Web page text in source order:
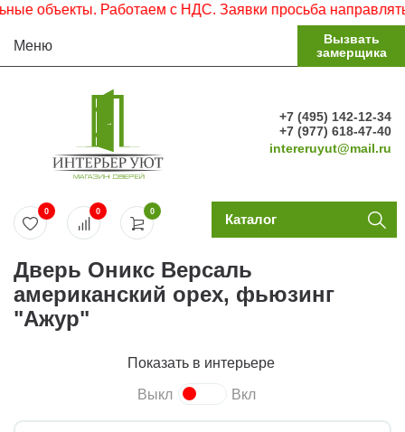
объекты. Работаем с НДС. Заявки просьба направлять на
Меню
Вызвать
замерщика
+7 (495) 142-12-34
+7 (977) 618-47-40
intereruyut@mail.ru
0
0 0 Каталог
Дверь Оникс Версаль
американский орех, фьюзинг
"Ажур"
Показать в интерьере
Выкл Вкл